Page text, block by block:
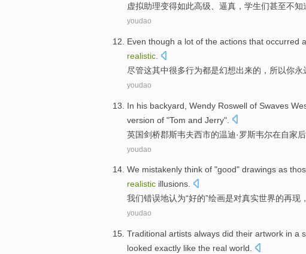
虚拟助理变得如此高级 逼真 ， 学生们甚至不知
youdao
Even though a lot of the actions that occurred
realistic
尽管这其中很多行为都是幻想出来的， 所以你永
youdao
In his backyard Wendy Roswell of Swaves
version of "Tom and Jerry".
英国剑桥郡斯韦夫西市的温迪·罗斯韦尔在自家
youdao
We mistakenly think of "good" drawings as
realistic illusions.
我们错误地认为“好的”绘画是对真实世界的再现
youdao
Traditional artists always did their artwork in a
looked exactly like the real world